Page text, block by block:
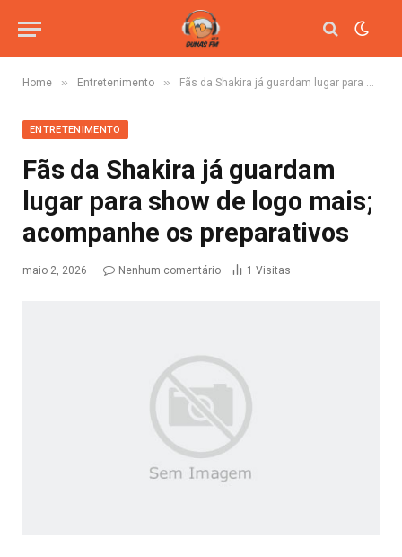
Home » Entretenimento » Fãs da Shakira já guardam lugar para show de logo mais; acompanhe os preparativos
ENTRETENIMENTO
Fãs da Shakira já guardam
lugar para show de logo mais;
acompanhe os preparativos
maio 2, 2026 Nenhum comentário 1 Visitas